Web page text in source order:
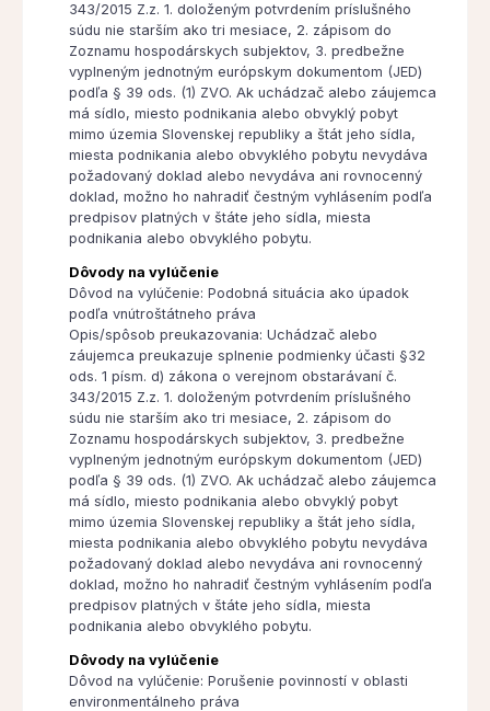
343/2015 Z.z. 1. doloženým potvrdením príslušného
súdu nie starším ako tri mesiace, 2. zápisom do
Zoznamu hospodárskych subjektov, 3. predbežne
vyplneným jednotným európskym dokumentom (JED)
podľa § 39 ods. (1) ZVO. Ak uchádzač alebo záujemca
má sídlo, miesto podnikania alebo obvyklý pobyt
mimo územia Slovenskej republiky a štát jeho sídla,
miesta podnikania alebo obvyklého pobytu nevydáva
požadovaný doklad alebo nevydáva ani rovnocenný
doklad, možno ho nahradiť čestným vyhlásením podľa
predpisov platných v štáte jeho sídla, miesta
podnikania alebo obvyklého pobytu.
Dôvody na vylúčenie
Dôvod na vylúčenie: Podobná situácia ako úpadok
podľa vnútroštátneho práva
Opis/spôsob preukazovania: Uchádzač alebo
záujemca preukazuje splnenie podmienky účasti §32
ods. 1 písm. d) zákona o verejnom obstarávaní č.
343/2015 Z.z. 1. doloženým potvrdením príslušného
súdu nie starším ako tri mesiace, 2. zápisom do
Zoznamu hospodárskych subjektov, 3. predbežne
vyplneným jednotným európskym dokumentom (JED)
podľa § 39 ods. (1) ZVO. Ak uchádzač alebo záujemca
má sídlo, miesto podnikania alebo obvyklý pobyt
mimo územia Slovenskej republiky a štát jeho sídla,
miesta podnikania alebo obvyklého pobytu nevydáva
požadovaný doklad alebo nevydáva ani rovnocenný
doklad, možno ho nahradiť čestným vyhlásením podľa
predpisov platných v štáte jeho sídla, miesta
podnikania alebo obvyklého pobytu.
Dôvody na vylúčenie
Dôvod na vylúčenie: Porušenie povinností v oblasti
environmentálneho práva